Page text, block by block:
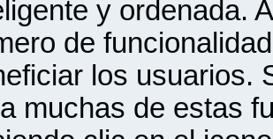
y ordenada.
de
los usuarios.
muchas de estas